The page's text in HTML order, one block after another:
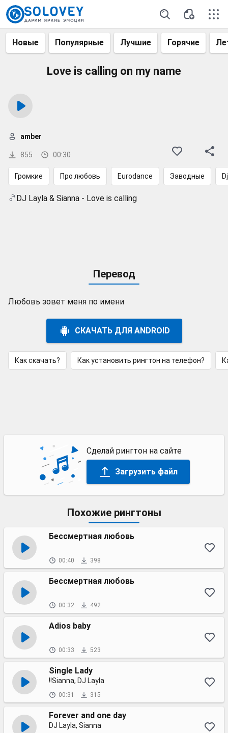
Новые Популярные Лучшие Горячие
Love is calling on my name
855 00:30
amber
Громкие Про любовь Eurodance Заводные
DJ Layla & Sianna - Love is calling
Перевод
Любовь зовет меня по имени
СКАЧАТЬ ДЛЯ ANDROID
Как скачать? Как установить рингтон на телефон?
Сделай рингтон на сайте
Загрузить файл
Похожие рингтоны
Бессмертная любовь
00:40 398
Бессмертная любовь
00:32 492
Adios baby
00:33 523
Single Lady
!!Sianna, DJ Layla
00:31 315
Forever and one day
DJ Layla, Sianna